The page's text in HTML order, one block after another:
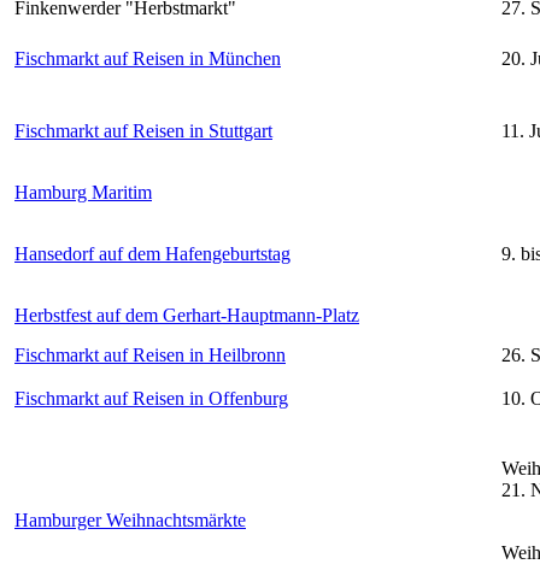
Finkenwerder "Herbstmarkt" 27.
Fischmarkt auf Reisen in München 20.
Fischmarkt auf Reisen in Stuttgart 11.
Hamburg Maritim
Hansedorf auf dem Hafengeburtstag 9.
Herbstfest auf dem Gerhart-Hauptmann-Platz
Fischmarkt auf Reisen in Heilbronn
Fischmarkt auf Reisen in Offenburg
26.
10.
Hamburger Weihnachtsmärkte
21.